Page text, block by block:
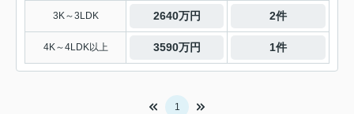
3K～3LDK 2640万円 2件
4K～4LDK以上 3590万円 1件
1